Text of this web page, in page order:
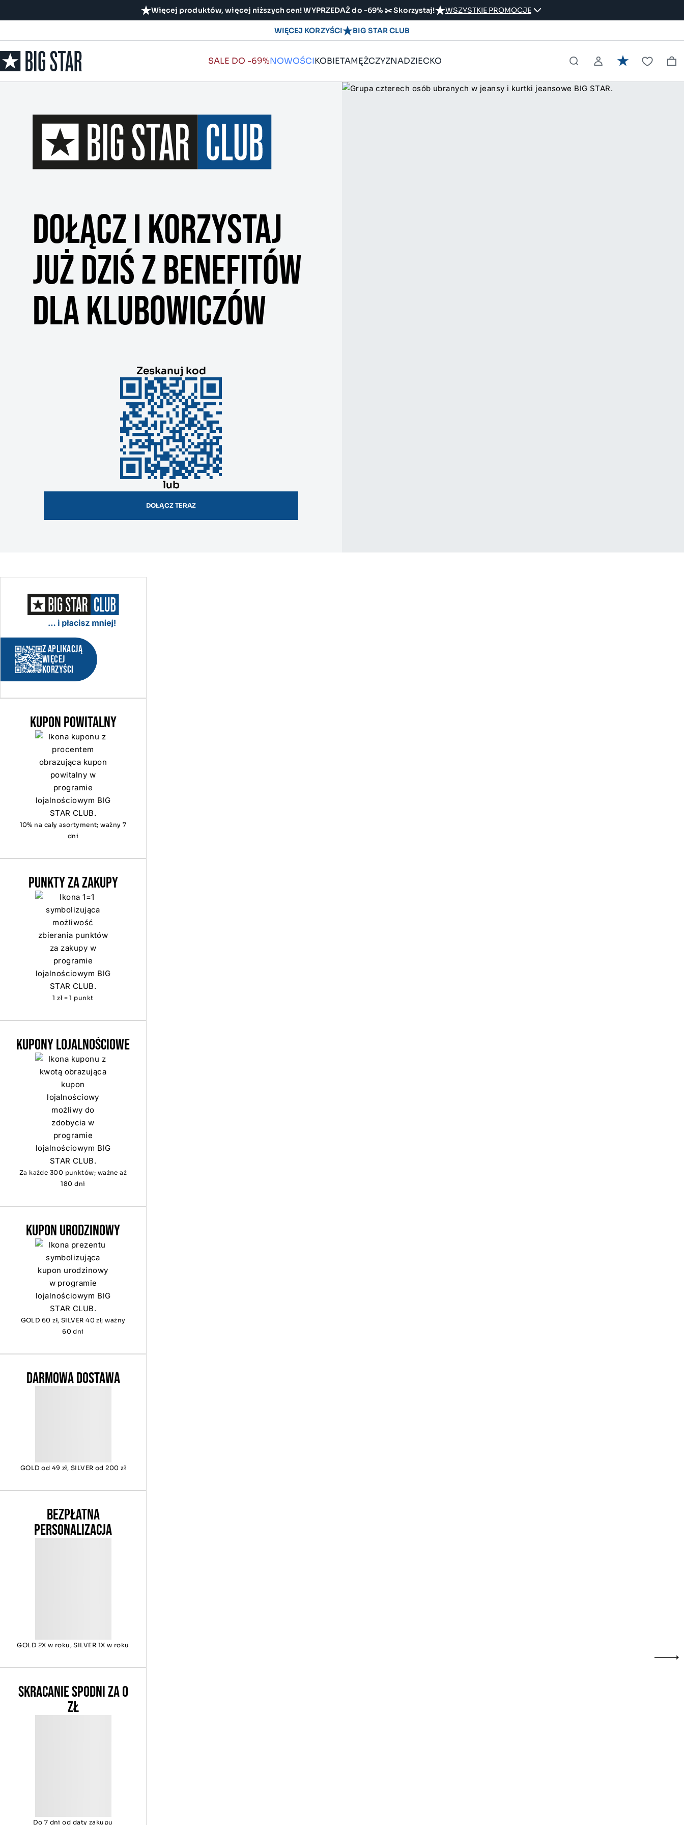
Więcej produktów, więcej niższych cen! WYPRZEDAŻ do -69% ✂️ Skorzystaj! WSZYSTKIE PROMOCJE
WIĘCEJ KORZYŚCI BIG STAR CLUB
SALE DO -69%NOWOŚCIKOBIETAMĘŻCZYZNADZIECKO
DOŁĄCZ I KORZYSTAJ
JUŻ DZIŚ Z BENEFITÓW
DLA KLUBOWICZÓW
Zeskanuj kod
lub
DOŁĄCZ TERAZ
z aplikacją
więcej
korzyści
KUPON POWITALNY
10% na cały asortyment; ważny 7
dni
PUNKTY ZA ZAKUPY
1 zł = 1 punkt
KUPONY LOJALNOŚCIOWE
Za każde 300 punktów; ważne aż
180 dni
KUPON URODZINOWY
GOLD 60 zł, SILVER 40 zł; ważny
60 dni
DARMOWA DOSTAWA
GOLD od 49 zł, SILVER od 200 zł
BEZPŁATNA
PERSONALIZACJA
GOLD 2X w roku, SILVER 1X w roku
SKRACANIE SPODNI ZA 0
ZŁ
Do 7 dni od daty zakupu